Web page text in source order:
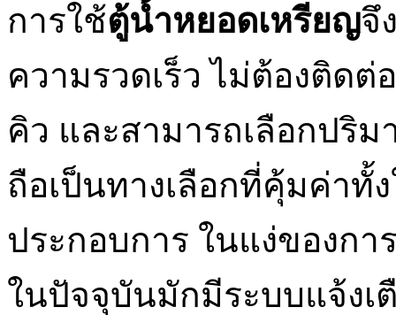
การใช้ตู้น้ำหยอดเหรียญจึ
ความรวดเร็ว ไม่ต้องติดต่
คิว และสามารถเลือกปริ
ถือเป็นทางเลือกที่คุ้มค่าทั้
ประกอบการ ในแง่ของก
ในปัจจุบันมักมีระบบแจ้งเ